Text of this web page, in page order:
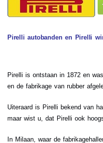
Pirelli autobanden en Pirelli
Pirelli is ontstaan in 1872 en
en de fabrikage van rubber
Uiteraard is Pirelli bekend van
maar wist u, dat Pirelli ook
In Milaan, waar de